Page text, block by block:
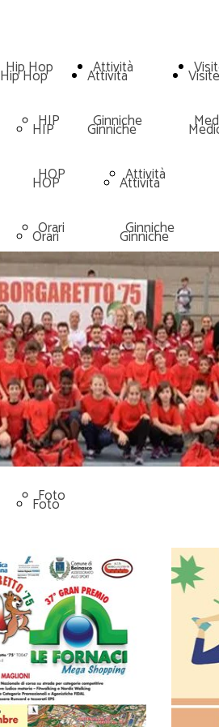
Hip Hop
HIP
HOP
Orari
Corsi
Danza
Stage
Danza
Foto
Attività
Ginniche
Attività
Ginniche
Hip Hop
HIP
HOP
Orari
Corsi
Danza
Stage
Danza
Foto
Attività
Ginniche
Attività
Ginniche
Visite